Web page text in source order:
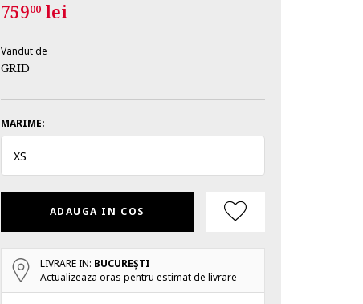
75900lei
Vandut de
GRID
MARIME:
XS
ADAUGA IN COS
LIVRARE IN: BUCUREŞTI
Actualizeaza oras pentru estimat de livrare